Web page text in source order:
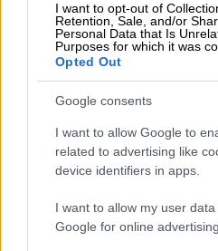
I want to opt-out of
Retention, Sale, and/or
Personal Data that Is
Purposes for which it was
Opted Out
Google consents
I want to allow Google to
related to advertising like
device identifiers in apps.
I want to allow my user
Google for online
Όταν κάποτε όλα είχαν
επιβάτες μιλούσαν για
τον ο Τρελός, λόγω της
απρόβλεπτης
ακόμη αεροπειρατής
ο Φονιάς επειδή ήταν
τους ομήρους. Οι
δολοφόνησαν τρεις